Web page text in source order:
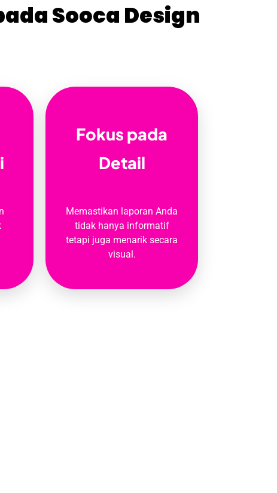
Sooca Design
Fokus pada
Detail
Memastikan laporan Anda
tidak hanya informatif
tetapi juga menarik secara
visual.